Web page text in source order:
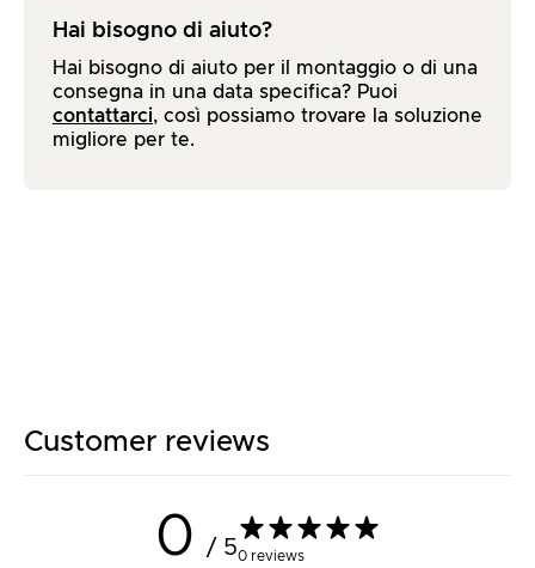
Hai bisogno di aiuto?
Hai bisogno di aiuto per il montaggio o di una
consegna in una data specifica? Puoi
contattarci, così possiamo trovare la soluzione
migliore per te.
Customer reviews
0 / 50 reviews